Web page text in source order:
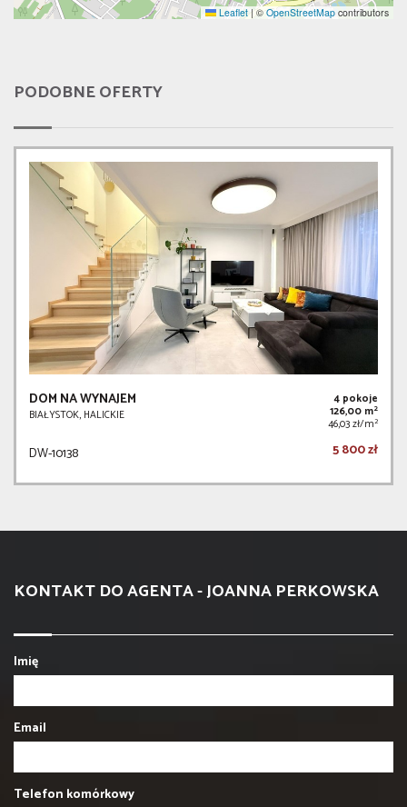
Leaflet | © OpenStreetMap contributors
PODOBNE OFERTY
DOM NA WYNAJEM
BIAŁYSTOK, HALICKIE
4 pokoje
126,00 m2
46,03 zł/m2
DW-10138 5 800 zł
KONTAKT DO AGENTA - JOANNA PERKOWSKA
Imię
Email
Telefon komórkowy